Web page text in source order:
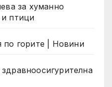
за хуманно
птици
по горите | Новини